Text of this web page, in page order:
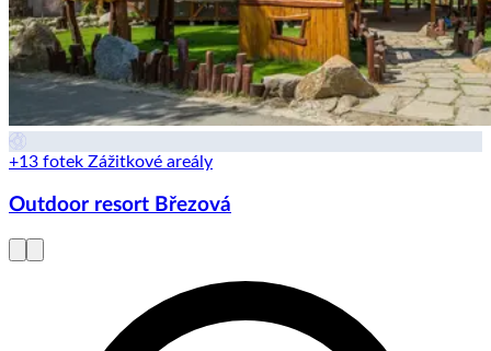
+13 fotek Zážitkové areály
Outdoor resort Březová